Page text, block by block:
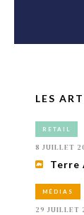
LES
RETAIL
8 JUILLET
Terre
MÉDIAS
29 JUILLET